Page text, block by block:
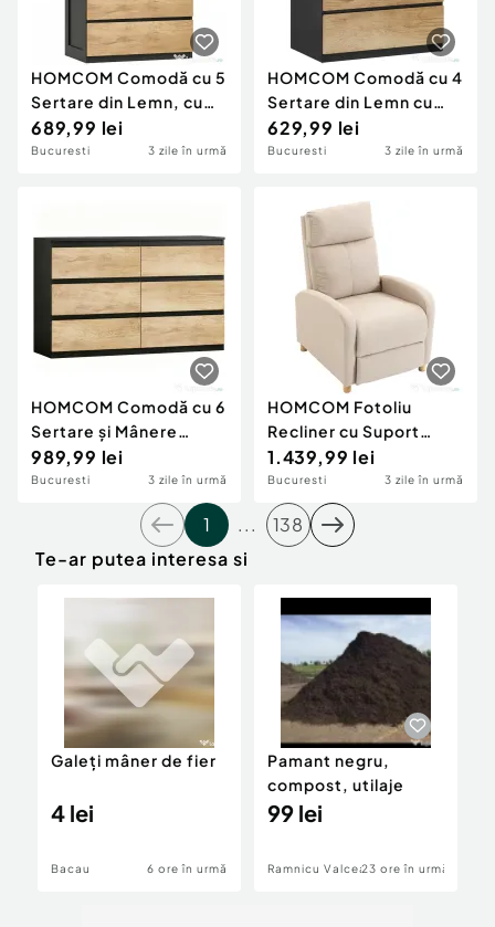
HOMCOM Comodă cu 5
Sertare din Lemn, cu
Șine Metalice și Mânere
Decupate, 60x39x100
689,99 lei
Bucuresti 3 zile în urmă
HOMCOM Comodă cu 4
Sertare din Lemn cu
Șine Metalice și Mânere
Frezate, 60x40x80 cm,
629,99 lei
Bucuresti 3 zile în urmă
HOMCOM Comodă cu 6
Sertare și Mânere
Canelate, Culoare
Stejar
989,99 lei
Bucuresti 3 zile în urmă
HOMCOM Fotoliu
Recliner cu Suport
pentru Picioare, Arcuri
în Saci, Țesătură In,
87x67x102 cm, Bej
1.439,99 lei
Bucuresti 3 zile în urmă
1 ...
138
Te-ar putea interesa si
Galeți mâner de fier
4 lei
Bacau 6 ore în urmă
Pamant negru,
compost, utilaje
99 lei
Ramnicu Valcea23 ore în urmă